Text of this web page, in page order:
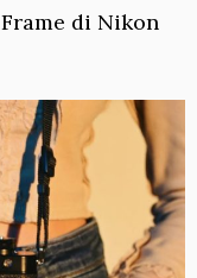
di Nikon